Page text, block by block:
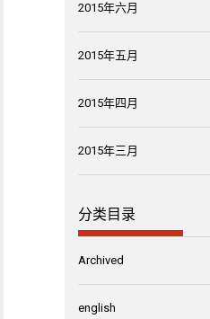
2015年六月
2015年五月
2015年四月
2015年三月
分类目录
Archived
english